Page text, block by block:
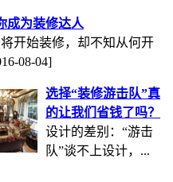
成为装修达人
开始装修，却不知从何开
08-04]
选择“装修游击队”真
的让我们省钱了吗？
设计的差别：“游击
队”谈不上设计，...